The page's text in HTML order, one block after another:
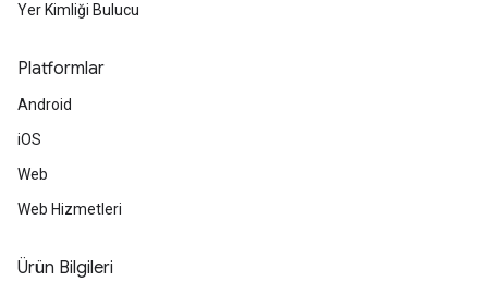
Yer Kimliği Bulucu
Platformlar
Android
iOS
Web
Web Hizmetleri
Ürün Bilgileri